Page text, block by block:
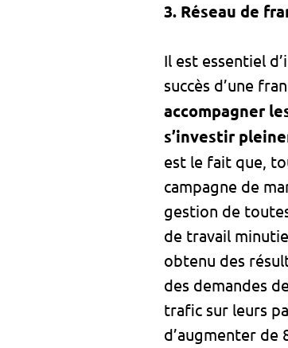
3. Réseau de
Il est essentiel
succès d’une
accompagner
s’investir
est le fait que,
campagne de
gestion de
de travail
obtenu des
des demandes
trafic sur leurs
d’augmenter de